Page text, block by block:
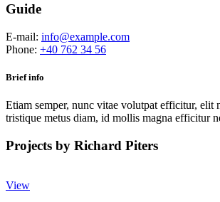
Guide
E-mail: info@example.com
Phone: +40 762 34 56
Brief info
Etiam semper, nunc vitae volutpat efficitur, elit
tristique metus diam, id mollis magna efficitur
Projects by Richard Piters
View